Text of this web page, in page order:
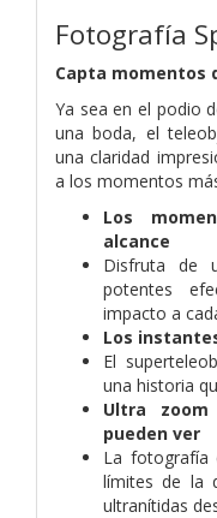
Fotografía
Capta momentos
Ya sea en el podio
una boda, el
una claridad
a los momentos
Los
alcance
Disfruta de
potentes
impacto a
Los
El
una historia
Ultra zoom
pueden ver
La fotografía
límites de la
ultranítidas